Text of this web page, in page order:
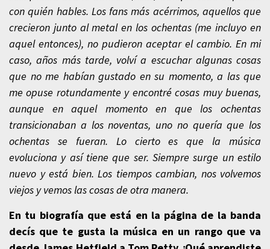
con quién hables. Los fans más acérrimos, aquellos que
crecieron junto al metal en los ochentas (me incluyo en
aquel entonces), no pudieron aceptar el cambio. En mi
caso, años más tarde, volví a escuchar algunas cosas
que no me habían gustado en su momento, a las que
me opuse rotundamente y encontré cosas muy buenas,
aunque en aquel momento en que los ochentas
transicionaban a los noventas, uno no quería que los
ochentas se fueran. Lo cierto es que la música
evoluciona y así tiene que ser. Siempre surge un estilo
nuevo y está bien. Los tiempos cambian, nos volvemos
viejos y vemos las cosas de otra manera.
En tu biografía que está en la página de la banda
decís que te gusta la música en un rango que va